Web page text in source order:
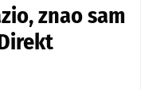
znao sam